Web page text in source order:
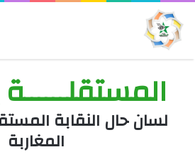
لسان حال النقابة
المغاربة